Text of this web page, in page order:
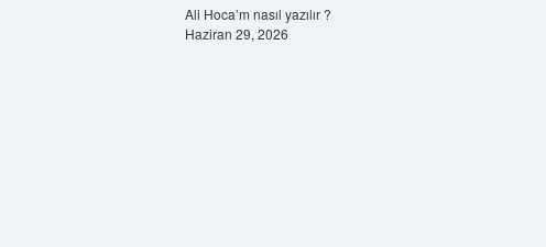
Ali Hoca’m nasıl yazılır ?
Haziran 29, 2026